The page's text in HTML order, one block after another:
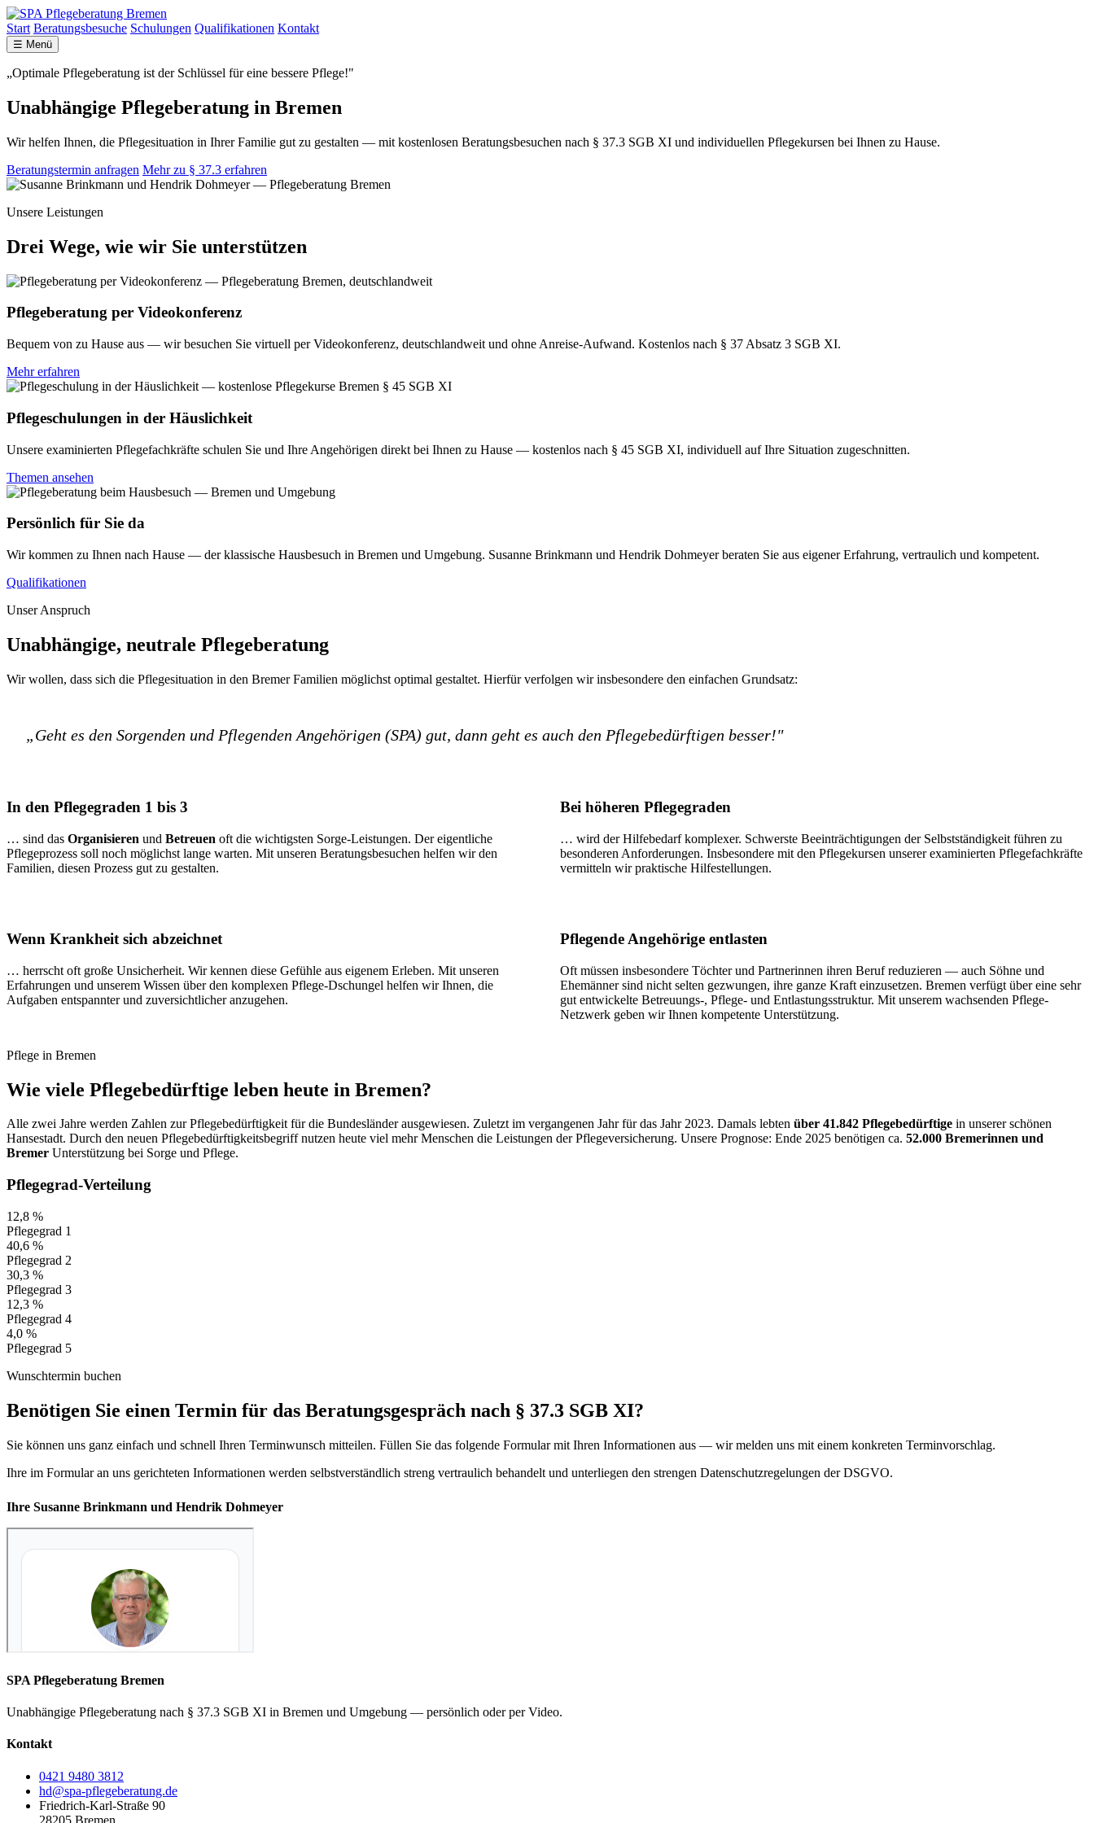
Start Beratungsbesuche Schulungen Qualifikationen Kontakt
☰ Menü
„Optimale Pflegeberatung ist der Schlüssel für eine bessere Pflege!"
Unabhängige Pflegeberatung in Bremen
Wir helfen Ihnen, die Pflegesituation in Ihrer Familie gut zu gestalten — mit kostenlosen Beratungsbesuchen nach § 37.3 SGB XI und individuellen Pflegekursen bei Ihnen zu Hause.
Beratungstermin anfragen Mehr zu § 37.3 erfahren
Unsere Leistungen
Drei Wege, wie wir Sie unterstützen
Pflegeberatung per Videokonferenz
Bequem von zu Hause aus — wir besuchen Sie virtuell per Videokonferenz, deutschlandweit und ohne Anreise-Aufwand. Kostenlos nach § 37 Absatz 3 SGB XI.
Mehr erfahren
Pflegeschulungen in der Häuslichkeit
Unsere examinierten Pflegefachkräfte schulen Sie und Ihre Angehörigen direkt bei Ihnen zu Hause — kostenlos nach § 45 SGB XI, individuell auf Ihre Situation zugeschnitten.
Themen ansehen
Persönlich für Sie da
Wir kommen zu Ihnen nach Hause — der klassische Hausbesuch in Bremen und Umgebung. Susanne Brinkmann und Hendrik Dohmeyer beraten Sie aus eigener Erfahrung, vertraulich und kompetent.
Qualifikationen
Unser Anspruch
Unabhängige, neutrale Pflegeberatung
Wir wollen, dass sich die Pflegesituation in den Bremer Familien möglichst optimal gestaltet. Hierfür verfolgen wir insbesondere den einfachen Grundsatz:
„Geht es den Sorgenden und Pflegenden Angehörigen (SPA) gut, dann geht es auch den Pflegebedürftigen besser!"
In den Pflegegraden 1 bis 3
… sind das Organisieren und Betreuen oft die wichtigsten Sorge-Leistungen. Der eigentliche
Pflegeprozess soll noch möglichst lange warten. Mit unseren Beratungsbesuchen helfen wir den
Familien, diesen Prozess gut zu gestalten.
Bei höheren Pflegegraden
… wird der Hilfebedarf komplexer. Schwerste Beeinträchtigungen der Selbstständigkeit führen zu
besonderen Anforderungen. Insbesondere mit den Pflegekursen unserer examinierten Pflegefachkräfte
vermitteln wir praktische Hilfestellungen.
Wenn Krankheit sich abzeichnet
… herrscht oft große Unsicherheit. Wir kennen diese Gefühle aus eigenem Erleben. Mit unseren
Erfahrungen und unserem Wissen über den komplexen Pflege-Dschungel helfen wir Ihnen, die
Aufgaben entspannter und zuversichtlicher anzugehen.
Pflegende Angehörige entlasten
Oft müssen insbesondere Töchter und Partnerinnen ihren Beruf reduzieren — auch Söhne und
Ehemänner sind nicht selten gezwungen, ihre ganze Kraft einzusetzen. Bremen verfügt über eine sehr
gut entwickelte Betreuungs-, Pflege- und Entlastungsstruktur. Mit unserem wachsenden Pflege-
Netzwerk geben wir Ihnen kompetente Unterstützung.
Pflege in Bremen
Wie viele Pflegebedürftige leben heute in Bremen?
Alle zwei Jahre werden Zahlen zur Pflegebedürftigkeit für die Bundesländer ausgewiesen. Zuletzt im vergangenen Jahr für das Jahr 2023. Damals lebten über 41.842 Pflegebedürftige in unserer schönen
Hansestadt. Durch den neuen Pflegebedürftigkeitsbegriff nutzen heute viel mehr Menschen die Leistungen der Pflegeversicherung. Unsere Prognose: Ende 2025 benötigen ca. 52.000 Bremerinnen und
Bremer Unterstützung bei Sorge und Pflege.
Pflegegrad-Verteilung
12,8 %
Pflegegrad 1
40,6 %
Pflegegrad 2
30,3 %
Pflegegrad 3
12,3 %
Pflegegrad 4
4,0 %
Pflegegrad 5
Wunschtermin buchen
Benötigen Sie einen Termin für das Beratungsgespräch nach § 37.3 SGB XI?
Sie können uns ganz einfach und schnell Ihren Terminwunsch mitteilen. Füllen Sie das folgende Formular mit Ihren Informationen aus — wir melden uns mit einem konkreten Terminvorschlag.
Ihre im Formular an uns gerichteten Informationen werden selbstverständlich streng vertraulich behandelt und unterliegen den strengen Datenschutzregelungen der DSGVO.
Ihre Susanne Brinkmann und Hendrik Dohmeyer
SPA Pflegeberatung Bremen
Unabhängige Pflegeberatung nach § 37.3 SGB XI in Bremen und Umgebung — persönlich oder per Video.
Kontakt
0421 9480 3812
hd@spa-pflegeberatung.de
Friedrich-Karl-Straße 90
28205 Bremen